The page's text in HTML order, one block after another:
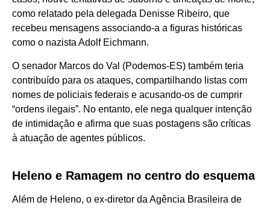
como relatado pela delegada Denisse Ribeiro, que
recebeu mensagens associando-a a figuras históricas
como o nazista Adolf Eichmann.
O senador Marcos do Val (Podemos-ES) também teria
contribuído para os ataques, compartilhando listas com
nomes de policiais federais e acusando-os de cumprir
“ordens ilegais”. No entanto, ele nega qualquer intenção
de intimidação e afirma que suas postagens são críticas
à atuação de agentes públicos.
Heleno e Ramagem no centro do esquema
Além de Heleno, o ex-diretor da Agência Brasileira de